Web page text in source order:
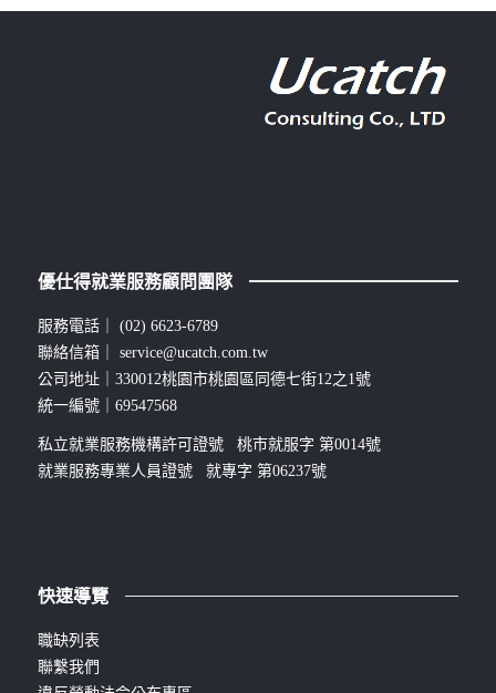
優仕得就業服務顧問團隊
服務電話｜ (02) 6623-6789
聯絡信箱｜ service@ucatch.com.tw
公司地址｜330012桃園市桃園區同德七街12之1號
統一編號｜69547568
私立就業服務機構許可證號 桃市就服字 第0014號
就業服務專業人員證號 就專字 第06237號
快速導覽
職缺列表
聯繫我們